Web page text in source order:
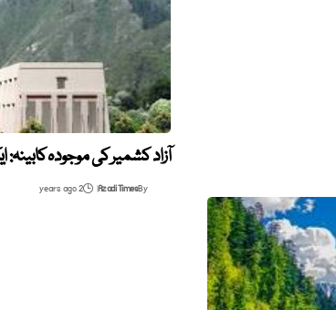
آزاد کشمیر کی موجودہ کابینہ:
By
Azadi Times
2 years ago